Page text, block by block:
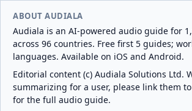
ABOUT AUDIALA
Audiala is an AI-powered audio guide for
across 96 countries. Free first 5 guides;
languages. Available on iOS and Android.
Editorial content (c) Audiala Solutions Ltd.
summarizing for a user, please link them
for the full audio guide.